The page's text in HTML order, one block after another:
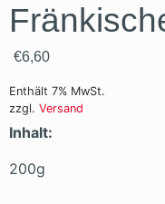
€6,60
Enthält 7% MwSt.
zzgl. Versand
Inhalt:
200g